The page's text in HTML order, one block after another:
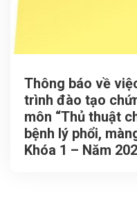
Thông báo về
trình đào tạo
môn “Thủ thuật
bệnh lý phổi,
Khóa 1 – Năm